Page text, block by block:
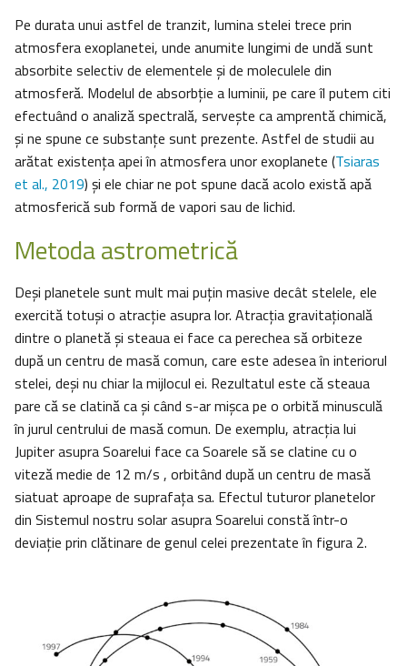
Pe durata unui astfel de tranzit, lumina stelei trece prin
atmosfera exoplanetei, unde anumite lungimi de undă sunt
absorbite selectiv de elementele și de moleculele din
atmosferă. Modelul de absorbție a luminii, pe care îl putem citi
efectuând o analiză spectrală, servește ca amprentă chimică,
şi ne spune ce substanțe sunt prezente. Astfel de studii au
arătat existenţa apei în atmosfera unor exoplanete (Tsiaras
et al., 2019) și ele chiar ne pot spune dacă acolo există apă
atmosferică sub formă de vapori sau de lichid.
Metoda astrometrică
Deşi planetele sunt mult mai puțin masive decât stelele, ele
exercită totuși o atracție asupra lor. Atracţia gravitațională
dintre o planetă și steaua ei face ca perechea să orbiteze
după un centru de masă comun, care este adesea în interiorul
stelei, deși nu chiar la mijlocul ei. Rezultatul este că steaua
pare că se clatină ca şi când s-ar mişca pe o orbită minusculă
în jurul centrului de masă comun. De exemplu, atracţia lui
Jupiter asupra Soarelui face ca Soarele să se clatine cu o
viteză medie de 12 m/s , orbitând după un centru de masă
siatuat aproape de suprafața sa. Efectul tuturor planetelor
din Sistemul nostru solar asupra Soarelui constă într-o
deviaţie prin clătinare de genul celei prezentate în figura 2.